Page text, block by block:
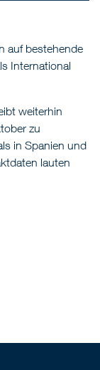
auf bestehende
International
weiterhin
zu
in Spanien und
lauten